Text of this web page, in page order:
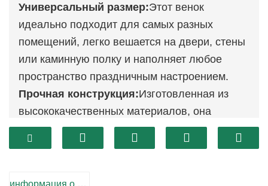
Универсальный размер:Этот венок
идеально подходит для самых разных
помещений, легко вешается на двери, стены
или каминную полку и наполняет любое
пространство праздничным настроением.
Прочная конструкция:Изготовленная из
высококачественных материалов, она
гарантирует сохранение ярких цветов и
формы на протяжении многих сезонов.
многоразовой конструкции это помогает
информация о продукте